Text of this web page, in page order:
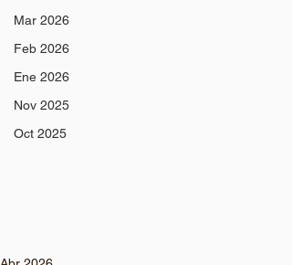
Mar 2026
Feb 2026
Ene 2026
Nov 2025
Oct 2025